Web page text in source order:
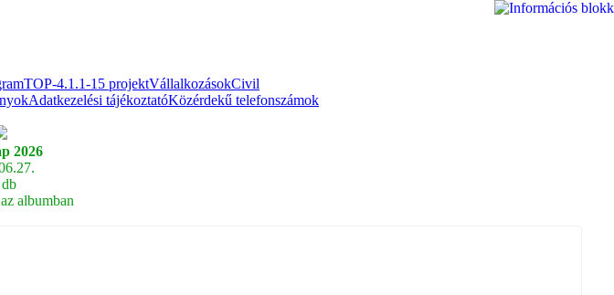
TOP-4.1.1-15 projektVállalkozásokCivil
Adatkezelési tájékoztatóKözérdekű telefonszámok
2026
db
albumban